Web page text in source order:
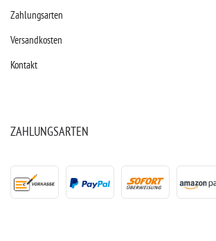
Zahlungsarten
Versandkosten
Kontakt
ZAHLUNGSARTEN